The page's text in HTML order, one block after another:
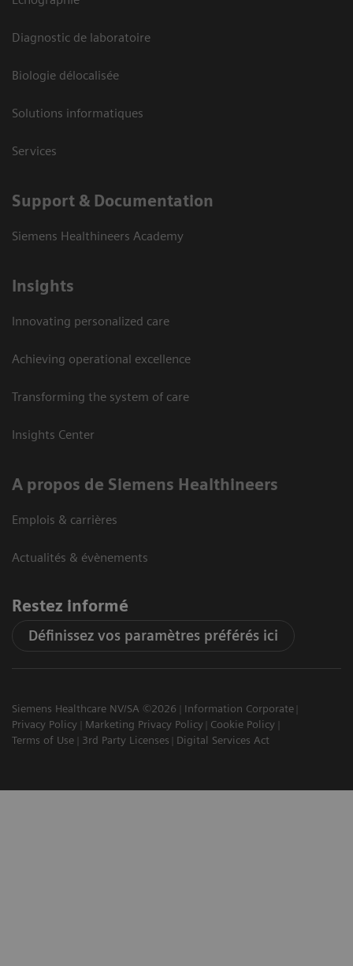
Diagnostic de laboratoire
Biologie délocalisée
Solutions informatiques
Services
Support & Documentation
Siemens Healthineers Academy
Insights
Innovating personalized care
Achieving operational excellence
Transforming the system of care
Insights Center
A propos de Siemens Healthineers
Emplois & carrières
Actualités & évènements
Restez informé
Définissez vos paramètres préférés ici
Siemens Healthcare NV/SA ©2026
Information Corporate
Privacy Policy
Marketing Privacy Policy
Cookie Policy
Terms of Use
3rd Party Licenses Digital Services Act